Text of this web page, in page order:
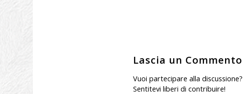
Lascia un Commento
Vuoi partecipare alla discussione?
Sentitevi liberi di contribuire!